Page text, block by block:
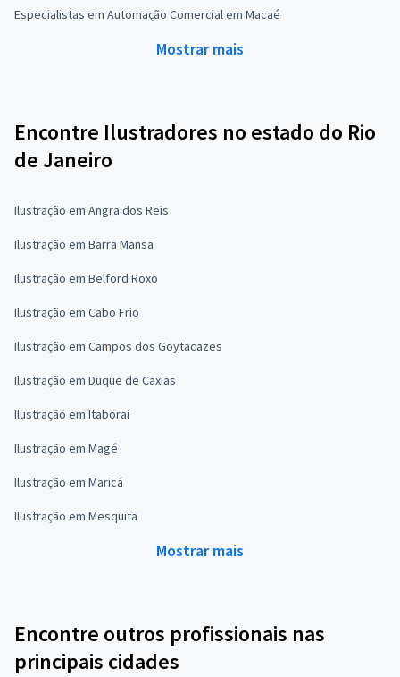
Especialistas em Automação Comercial em Macaé
Mostrar mais
Encontre Ilustradores no estado do Rio
de Janeiro
Ilustração em Angra dos Reis
Ilustração em Barra Mansa
Ilustração em Belford Roxo
Ilustração em Cabo Frio
Ilustração em Campos dos Goytacazes
Ilustração em Duque de Caxias
Ilustração em Itaboraí
Ilustração em Magé
Ilustração em Maricá
Ilustração em Mesquita
Mostrar mais
Encontre outros profissionais nas
principais cidades